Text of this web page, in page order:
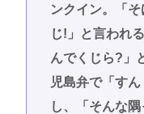
ンクイン。「
じ!」と言われ
んでくじら?」
児島弁で「す
し、「そんな